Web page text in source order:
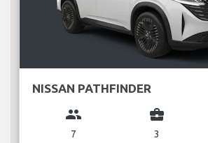
NISSAN PATHFINDER
group
7
business_center
3